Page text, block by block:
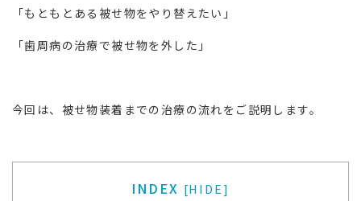
「もともとある被せ物をやり替えたい」
「歯周病の治療で被せ物を外した」
今回は、被せ物装着までの治療の流れをご説明します。
INDEX [HIDE]